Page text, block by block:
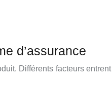
d’assurance
Différents facteurs